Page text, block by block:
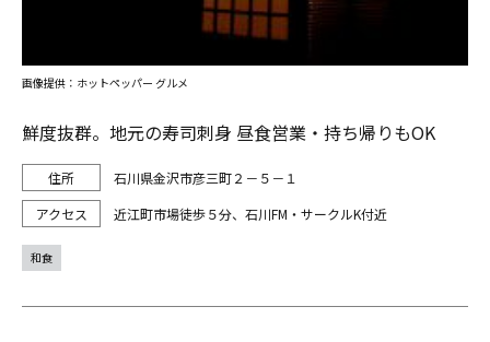
鮮度抜群。地元の寿司刺身 昼食営業・持ち帰りもOK
石川県金沢市彦三町２－５－１
近江町市場徒歩５分、石川FM・サークルK付近
画像提供：ホットペッパー グルメ
和食